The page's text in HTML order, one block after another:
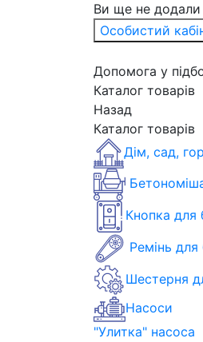
Ви ще не додали
Особистий
Допомога у
Каталог товарів
Назад
Каталог товарів
Дім, сад,
Кнопка для
Ремінь
Шестерня
Насоси
"Улитка" насоса